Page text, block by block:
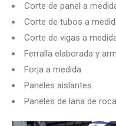
Corte de panel a
Corte de tubos a
Corte de vigas a
Ferralla elaborada y
Forja a medida
Paneles aislantes
Paneles de lana de